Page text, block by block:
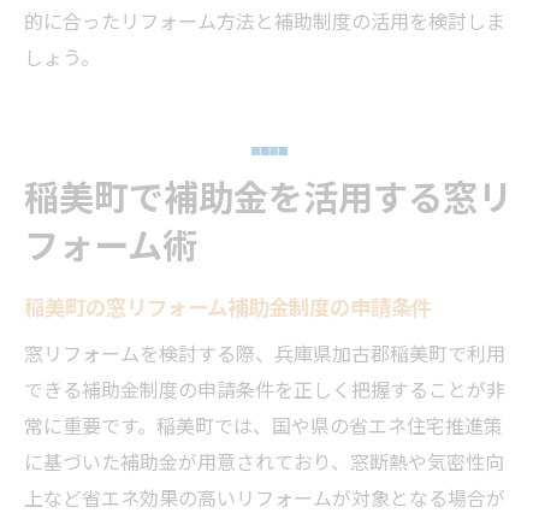
的に合ったリフォーム方法と補助制度の活用を検討しま
しょう。
稲美町で補助金を活用する窓リ
フォーム術
稲美町の窓リフォーム補助金制度の申請条件
窓リフォームを検討する際、兵庫県加古郡稲美町で利用
できる補助金制度の申請条件を正しく把握することが非
常に重要です。稲美町では、国や県の省エネ住宅推進策
に基づいた補助金が用意されており、窓断熱や気密性向
上など省エネ効果の高いリフォームが対象となる場合が